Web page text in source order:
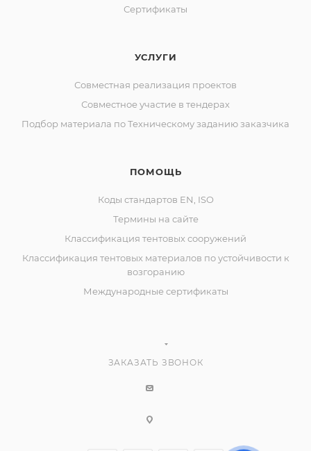
Сертификаты
УСЛУГИ
Совместная реализация проектов
Совместное участие в тендерах
Подбор материала по Техническому заданию заказчика
ПОМОЩЬ
Коды стандартов EN, ISO
Термины на сайте
Классификация тентовых сооружений
Классификация тентовых материалов по устойчивости к
возгоранию
Международные сертификаты
ЗАКАЗАТЬ ЗВОНОК